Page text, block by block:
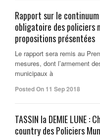
Rapport sur le
obligatoire des policiers
propositions présentées
Le rapport sera remis au
mesures, dont l’armement
municipaux à
Posted On 11 Sep 2018
TASSIN la DEMIE LUNE :
country des Policiers